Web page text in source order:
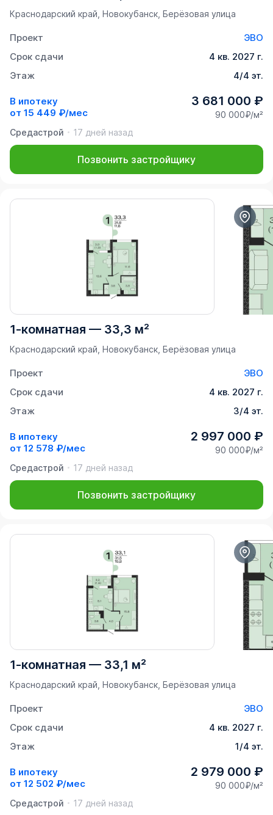
Краснодарский край, Новокубанск, Берёзовая улица
Проект
ЭВО
Срок сдачи
4 кв. 2027 г.
Этаж
4/4 эт.
В ипотеку
от 15 449 ₽/мес
3 681 000 ₽
90 000₽/м²
Средастрой
17 дней назад
Позвонить застройщику
1-комнатная — 33,3 м²
Краснодарский край, Новокубанск, Берёзовая улица
Проект
ЭВО
Срок сдачи
4 кв. 2027 г.
Этаж
3/4 эт.
В ипотеку
от 12 578 ₽/мес
2 997 000 ₽
90 000₽/м²
Средастрой
17 дней назад
Позвонить застройщику
1-комнатная — 33,1 м²
Краснодарский край, Новокубанск, Берёзовая улица
Проект
ЭВО
Срок сдачи
4 кв. 2027 г.
Этаж
1/4 эт.
В ипотеку
от 12 502 ₽/мес
2 979 000 ₽
90 000₽/м²
Средастрой
17 дней назад